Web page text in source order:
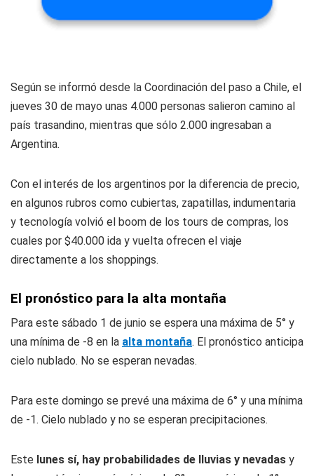
Según se informó desde la Coordinación del paso a Chile, el
jueves 30 de mayo unas 4.000 personas salieron camino al
país trasandino, mientras que sólo 2.000 ingresaban a
Argentina.
Con el interés de los argentinos por la diferencia de precio,
en algunos rubros como cubiertas, zapatillas, indumentaria
y tecnología volvió el boom de los tours de compras, los
cuales por $40.000 ida y vuelta ofrecen el viaje
directamente a los shoppings.
El pronóstico para la alta montaña
Para este sábado 1 de junio se espera una máxima de 5° y
una mínima de -8 en la alta montaña. El pronóstico anticipa
cielo nublado. No se esperan nevadas.
Para este domingo se prevé una máxima de 6° y una mínima
de -1. Cielo nublado y no se esperan precipitaciones.
Este lunes sí, hay probabilidades de lluvias y nevadas y